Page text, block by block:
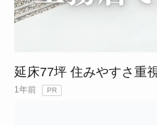
延床77坪 住みやすさ重
1年前 PR